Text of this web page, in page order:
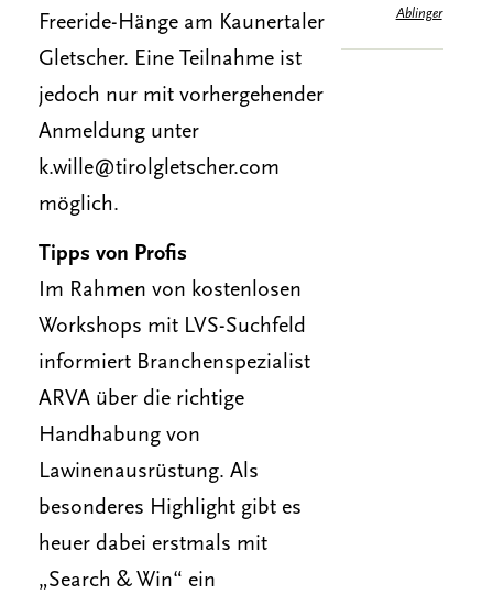
Freeride-Hänge am Kaunertaler
Gletscher. Eine Teilnahme ist
jedoch nur mit vorhergehender
Anmeldung unter
k.wille@tirolgletscher.com
möglich.
Tipps von Profis
Im Rahmen von kostenlosen
Workshops mit LVS-Suchfeld
informiert Branchenspezialist
ARVA über die richtige
Handhabung von
Lawinenausrüstung. Als
besonderes Highlight gibt es
heuer dabei erstmals mit
„Search & Win“ ein
Ablinger